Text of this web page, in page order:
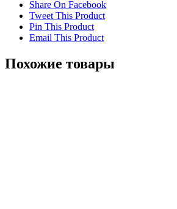
Share On Facebook
Tweet This Product
Pin This Product
Email This Product
Похожие товары